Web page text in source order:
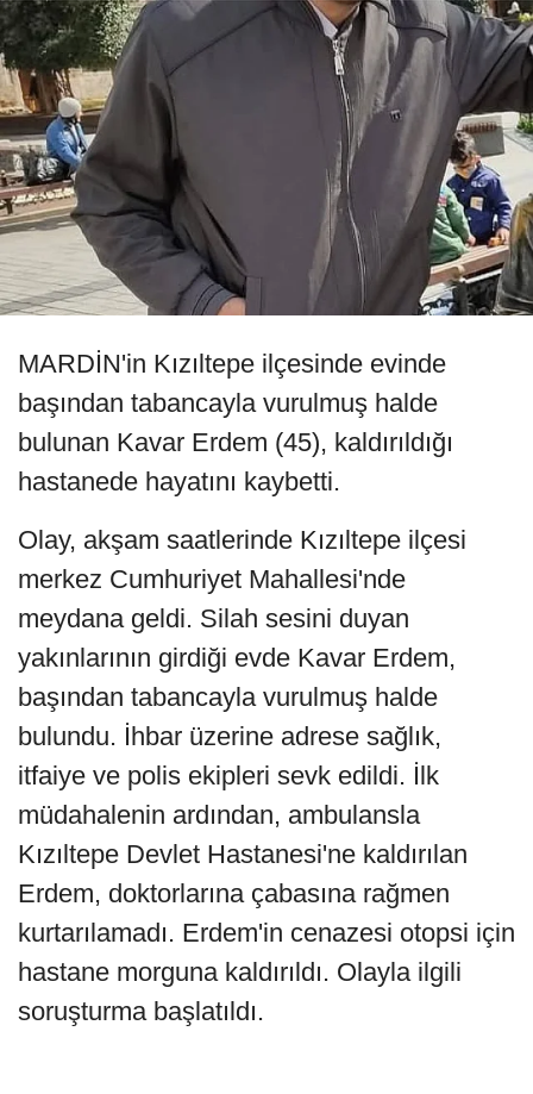
MARDİN'in Kızıltepe ilçesinde evinde
başından tabancayla vurulmuş halde
bulunan Kavar Erdem (45), kaldırıldığı
hastanede hayatını kaybetti.
Olay, akşam saatlerinde Kızıltepe ilçesi
merkez Cumhuriyet Mahallesi'nde
meydana geldi. Silah sesini duyan
yakınlarının girdiği evde Kavar Erdem,
başından tabancayla vurulmuş halde
bulundu. İhbar üzerine adrese sağlık,
itfaiye ve polis ekipleri sevk edildi. İlk
müdahalenin ardından, ambulansla
Kızıltepe Devlet Hastanesi'ne kaldırılan
Erdem, doktorlarına çabasına rağmen
kurtarılamadı. Erdem'in cenazesi otopsi için
hastane morguna kaldırıldı. Olayla ilgili
soruşturma başlatıldı.